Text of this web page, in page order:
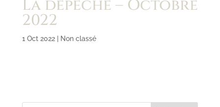
La dépêche – Octobre
2022
1 Oct 2022| Non classé